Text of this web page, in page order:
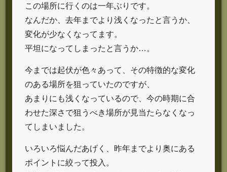
この場所に行くのは一年ぶりです。
なんだか、去年までより浅くなったと言うか、
変化が少なくなってます。
平坦になってしまったと言うか…。
今までは起伏が色々あって、その特徴的な変化
のある場所を狙っていたのですが、
あまりにも浅くなっているので、今の時期に合
わせた深さで狙うべき場所が見当たらなくなっ
てしまいました。
いろいろ悩んだあげく、昨年までより奥にある
ポイントに絞って投入。